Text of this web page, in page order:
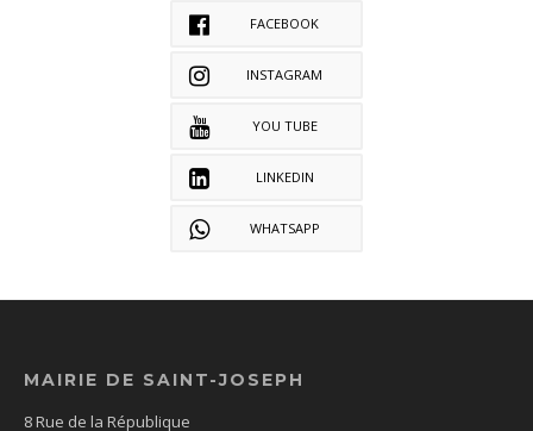
FACEBOOK
INSTAGRAM
YOU TUBE
LINKEDIN
WHATSAPP
MAIRIE DE SAINT-JOSEPH
8 Rue de la République